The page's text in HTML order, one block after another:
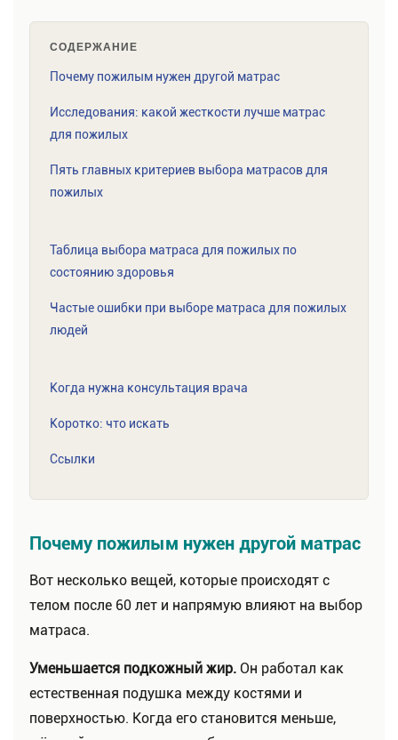
СОДЕРЖАНИЕ
Почему пожилым нужен другой матрас
Исследования: какой жесткости лучше матрас
для пожилых
Пять главных критериев выбора матрасов для
пожилых
Таблица выбора матраса для пожилых по
состоянию здоровья
Частые ошибки при выборе матраса для пожилых
людей
Когда нужна консультация врача
Коротко: что искать
Ссылки
Почему пожилым нужен другой матрас
Вот несколько вещей, которые происходят с
телом после 60 лет и напрямую влияют на выбор
матраса.
Уменьшается подкожный жир. Он работал как
естественная подушка между костями и
поверхностью. Когда его становится меньше,